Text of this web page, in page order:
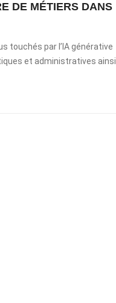
DE MÉTIERS DANS
touchés par l’IA générative
et administratives ainsi